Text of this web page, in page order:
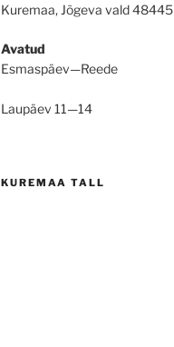
Kuremaa, Jõgeva vald 48445
Avatud
Esmaspäev—Reede
Laupäev 11—14
KUREMAA TALL